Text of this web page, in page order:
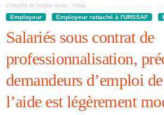
d’emploi de longue durée : l’aide...
Employeur
Employeur rattaché à l'URSSAF
Salariés sous contrat de
professionnalisation,
demandeurs d’emploi
l’aide est légèrement